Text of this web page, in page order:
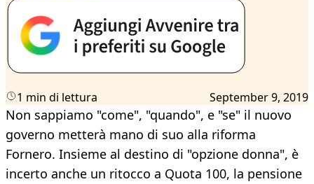
1 min di lettura September 9, 2019
Non sappiamo "come", "quando", e "se" il nuovo
governo metterà mano di suo alla riforma
Fornero. Insieme al destino di "opzione donna", è
incerto anche un ritocco a Quota 100, la pensione